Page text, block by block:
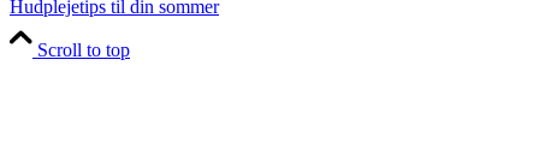
Hudplejetips til din sommer
Scroll to top